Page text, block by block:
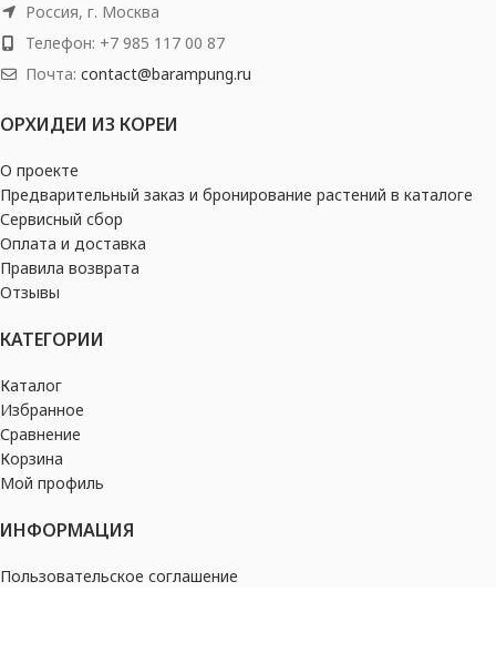
Россия, г. Москва
Телефон: +7 985 117 00 87
Почта: contact@barampung.ru
ОРХИДЕИ ИЗ КОРЕИ
О проекте
Предварительный заказ и бронирование растений в каталоге
Сервисный сбор
Оплата и доставка
Правила возврата
Отзывы
КАТЕГОРИИ
Каталог
Избранное
Сравнение
Корзина
Мой профиль
ИНФОРМАЦИЯ
Пользовательское соглашение